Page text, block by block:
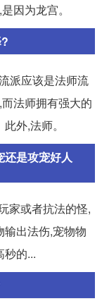
因为龙宫。
派应该是法师流
法师拥有强大的
外,法师。
还是攻宠好人
家或者抗法的怪,
出法伤,宠物物
秒的...